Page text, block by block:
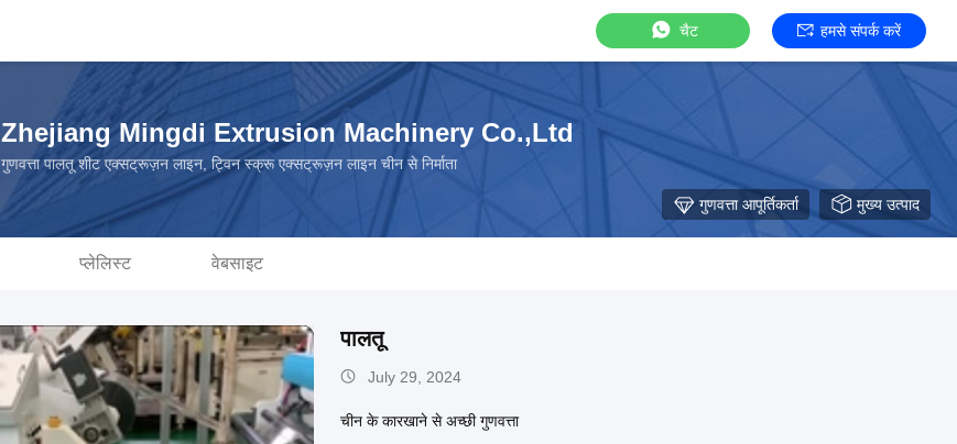
चैट हमसे संपर्क करें
Zhejiang Mingdi Extrusion Machinery Co.,Ltd
गुणवत्ता पालतू शीट एक्सट्रूज़न लाइन, ट्विन स्क्रू एक्सट्रूज़न लाइन चीन से निर्माता
गुणवत्ता आपूर्तिकर्ता मुख्य उत्पाद
प्लेलिस्ट वेबसाइट
पालतू
July 29, 2024
चीन के कारखाने से अच्छी गुणवत्ता